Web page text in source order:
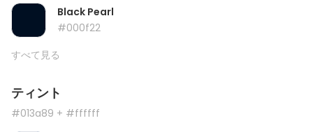
Black Pearl
#000f22
すべて見る
ティント
#013a89 + #ffffff